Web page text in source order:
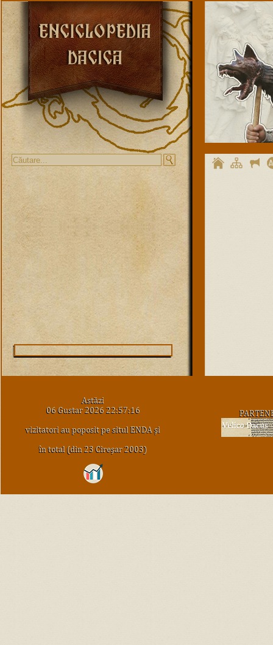
Astăzi
06 Gustar 2026 22:57:16
vizitatori au poposit pe situl ENDA şi
în total (din 23 Cireşar 2003)